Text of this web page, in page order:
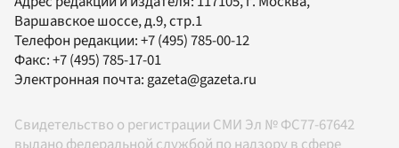
Варшавское шоссе, д.9, стр.1
Телефон редакции:+7 (495) 785-00-12
Факс:+7 (495) 785-17-01
Электронная почта:gazeta@gazeta.ru
Свидетельство о регистрации СМИ Эл № ФС77-67642